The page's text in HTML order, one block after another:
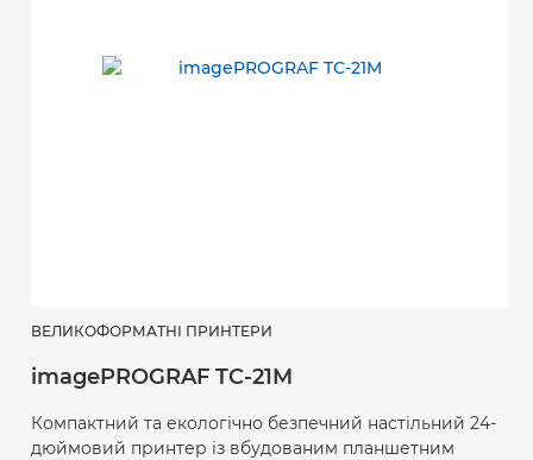
ВЕЛИКОФОРМАТНІ ПРИНТЕРИ
imagePROGRAF TC-21M
Компактний та екологічно безпечний настільний 24-
дюймовий принтер із вбудованим планшетним